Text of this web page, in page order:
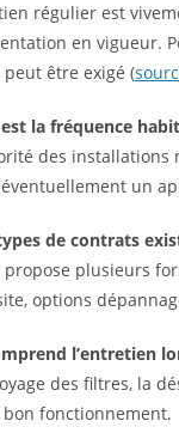
régulier est
en vigueur.
être exigé (
la fréquence
des installations
éventuellement un
de contrats
propose plusieurs
options
l’entretien
des filtres, la
fonctionnement.